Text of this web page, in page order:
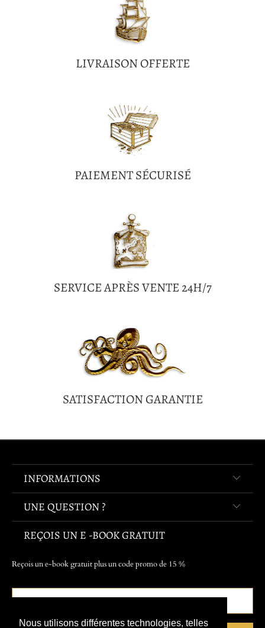
Nous utilisons différentes technologies, telles
LIVRAISON OFFERTE
PAIEMENT SÉCURISÉ
SERVICE APRÈS VENTE 24H/7
SATISFACTION GARANTIE
INFORMATIONS
UNE QUESTION ?
REÇOIS UN E -BOOK GRATUIT
Reçois un e-book gratuit plus un code promo de 15 %